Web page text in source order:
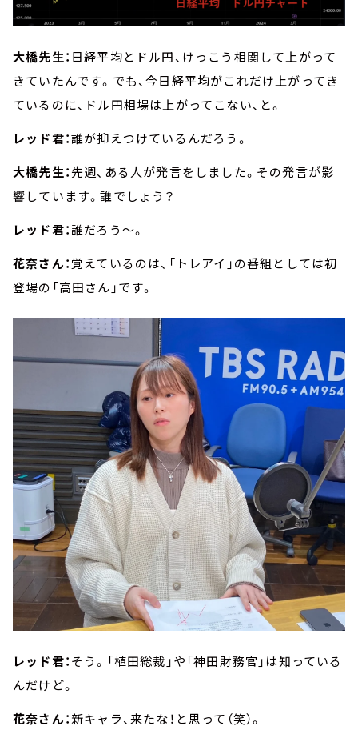
大橋先生： 日経平均とドル円、けっこう相関して上がって
きていたんです。でも、今日経平均がこれだけ上がってき
ているのに、ドル円相場は上がってこない、と。
レッド君：誰が抑えつけているんだろう。
大橋先生：先週、ある人が発言をしました。その発言が影
響しています。誰でしょう？
レッド君：誰だろう～。
花奈さん：覚えているのは、「トレアイ」の番組としては初
登場の「高田さん」です。
レッド君：そう。「植田総裁」や「神田財務官」は知っている
んだけど。
花奈さん：新キャラ、来たな！と思って（笑）。